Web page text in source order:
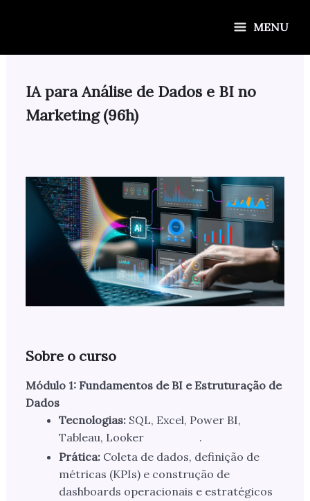
MENU
IA para Análise de Dados e BI no
Marketing (96h)
Sobre o curso
Módulo 1: Fundamentos de BI e Estruturação de
Dados
Tecnologias:SQL, Excel, Power BI,
Tableau, Looker
.
Prática:Coleta de dados, definição de
métricas (KPIs) e construção de
dashboards operacionais e estratégicos